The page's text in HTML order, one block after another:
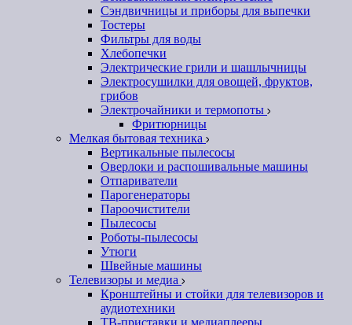
Сэндвичницы и приборы для выпечки
Тостеры
Фильтры для воды
Хлебопечки
Электрические грили и шашлычницы
Электросушилки для овощей, фруктов,
грибов
Электрочайники и термопоты
Фритюрницы
Мелкая бытовая техника
Вертикальные пылесосы
Оверлоки и распошивальные машины
Отпариватели
Парогенераторы
Пароочистители
Пылесосы
Роботы-пылесосы
Утюги
Швейные машины
Телевизоры и медиа
Кронштейны и стойки для телевизоров и
аудиотехники
ТВ-приставки и медиаплееры